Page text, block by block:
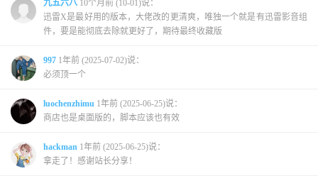
九五六八 10个月前 (10-01)说：
迅雷X是最好用的版本，大佬改的更清爽，唯独一个就是有迅雷影音组
件，要是能彻底去除就更好了，期待最终收藏版
997 1年前 (2025-07-02)说：
必须顶一个
luochenzhimu 1年前 (2025-06-25)说：
商店也是桌面版的，脚本应该也有效
hackman 1年前 (2025-06-25)说：
拿走了！感谢站长分享！